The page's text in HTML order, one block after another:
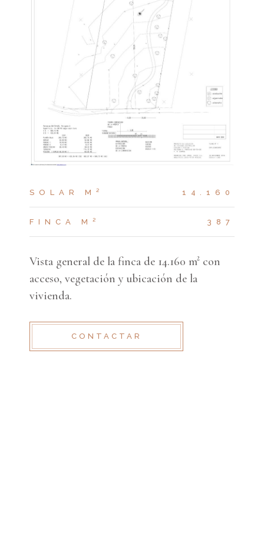
SOLAR M² 14.160
FINCA M² 387
Vista general de la finca de 14.160 m² con
acceso, vegetación y ubicación de la
vivienda.
CONTACTAR